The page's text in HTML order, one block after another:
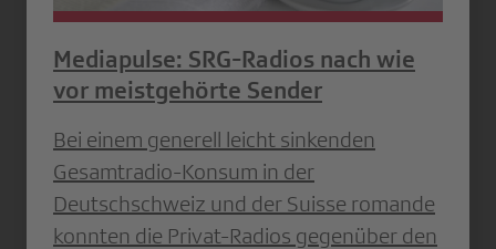
Mediapulse: SRG-Radios nach wie
vor meistgehörte Sender
Bei einem generell leicht sinkenden
Gesamtradio-Konsum in der
Deutschschweiz und der Suisse romande
konnten die Privat-Radios gegenüber den